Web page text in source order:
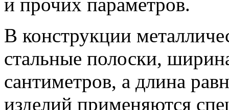
В конструкции
стальные полоски,
сантиметров, а длина
изделий применяются